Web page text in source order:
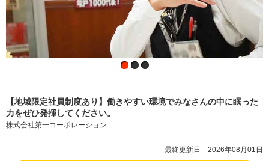
【地域限定社員制度あり】働きやすい環境でみなさんの中に眠った
力をぜひ発揮してください。
株式会社第一コーポレーション
最終更新日 2026年08月01日